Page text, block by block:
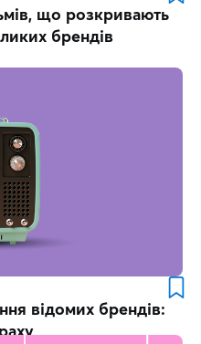
що розкривають
брендів
відомих брендів: